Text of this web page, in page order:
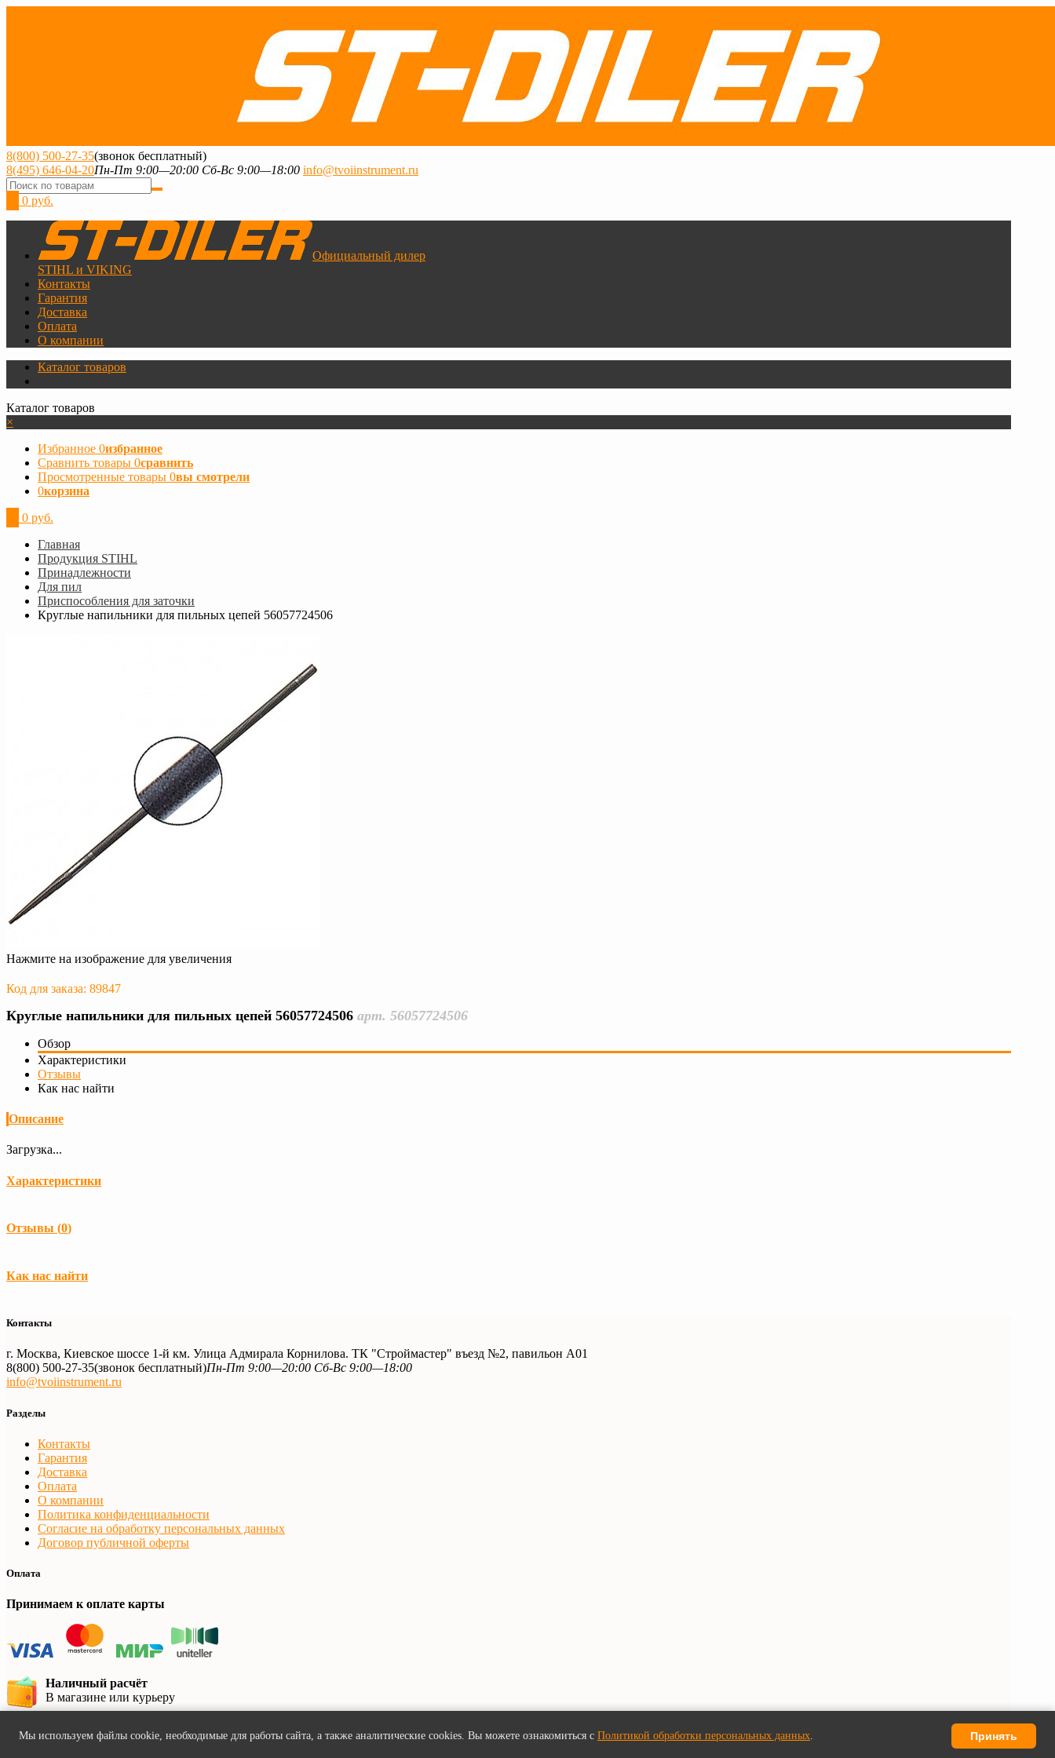
8(800) 500-27-35(звонок бесплатный)
8(495) 646-04-20Пн-Пт 9:00—20:00 Сб-Вс 9:00—18:00 info@tvoiinstrument.ru
0 руб.
Официальный дилер
STIHL и VIKING
Контакты
Гарантия
Доставка
Оплата
О компании
Каталог товаров
Каталог товаров
×
Избранное 0избранное
Сравнить товары 0сравнить
Просмотренные товары 0вы смотрели
0корзина
0 руб.
Главная
Продукция STIHL
Принадлежности
Для пил
Приспособления для заточки
Круглые напильники для пильных цепей 56057724506
Нажмите на изображение для увеличения
Код для заказа: 89847
Круглые напильники для пильных цепей 56057724506 арт. 56057724506
Обзор
Характеристики
Отзывы
Как нас найти
Описание
Загрузка...
Характеристики
Отзывы (0)
Как нас найти
Контакты
г. Москва, Киевское шоссе 1-й км. Улица Адмирала Корнилова. ТК "Строймастер" въезд №2, павильон А01
8(800) 500-27-35(звонок бесплатный)Пн-Пт 9:00—20:00 Сб-Вс 9:00—18:00
info@tvoiinstrument.ru
Разделы
Контакты
Гарантия
Доставка
Оплата
О компании
Политика конфиденциальности
Согласие на обработку персональных данных
Договор публичной оферты
Оплата
Принимаем к оплате карты
Наличный расчёт
В магазине или курьеру
Банковский перевод
Мы используем файлы cookie, необходимые для работы сайта, а также аналитические cookies. Вы можете ознакомиться с Политикой обработки персональных данных. Принять